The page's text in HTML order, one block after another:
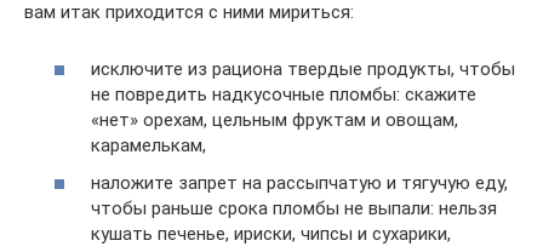
вам итак приходится с ними мириться:
исключите из рациона твердые продукты, чтобы
не повредить надкусочные пломбы: скажите
«нет» орехам, цельным фруктам и овощам,
карамелькам,
наложите запрет на рассыпчатую и тягучую еду,
чтобы раньше срока пломбы не выпали: нельзя
кушать печенье, ириски, чипсы и сухарики,